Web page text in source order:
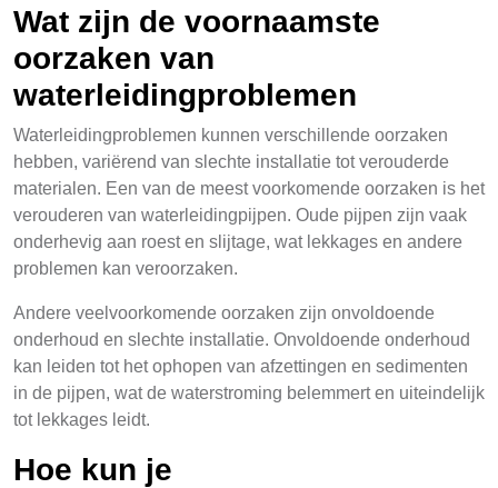
Wat zijn de voornaamste
oorzaken van
waterleidingproblemen
Waterleidingproblemen kunnen verschillende oorzaken
hebben, variërend van slechte installatie tot verouderde
materialen. Een van de meest voorkomende oorzaken is het
verouderen van waterleidingpijpen. Oude pijpen zijn vaak
onderhevig aan roest en slijtage, wat lekkages en andere
problemen kan veroorzaken.
Andere veelvoorkomende oorzaken zijn onvoldoende
onderhoud en slechte installatie. Onvoldoende onderhoud
kan leiden tot het ophopen van afzettingen en sedimenten
in de pijpen, wat de waterstroming belemmert en uiteindelijk
tot lekkages leidt.
Hoe kun je